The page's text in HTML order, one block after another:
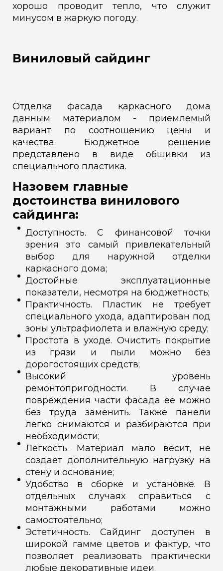
хорошо проводит тепло, что служит
минусом в жаркую погоду.
Виниловый сайдинг
Отделка фасада каркасного дома
данным материалом - приемлемый
вариант по соотношению цены и
качества. Бюджетное решение
представлено в виде обшивки из
специального пластика.
Назовем главные
достоинства винилового
сайдинга:
Доступность. С финансовой точки
зрения это самый привлекательный
выбор для наружной отделки
каркасного дома;
Достойные эксплуатационные
показатели, несмотря на бюджетность;
Практичность. Пластик не требует
специального ухода, адаптирован под
зоны ультрафиолета и влажную среду;
Простота в уходе. Очистить покрытие
из грязи и пыли можно без
дорогостоящих средств;
Высокий уровень
ремонтопригодности. В случае
повреждения части фасада ее можно
без труда заменить. Также панели
легко снимаются и разбираются при
необходимости;
Легкость. Материал мало весит, не
создает дополнительную нагрузку на
стену и основание;
Удобство в сборке и установке. В
отдельных случаях справиться с
монтажными работами можно
самостоятельно;
Эстетичность. Сайдинг доступен в
широкой гамме цветов и фактур, что
позволяет реализовать практически
любые декоративные идеи.